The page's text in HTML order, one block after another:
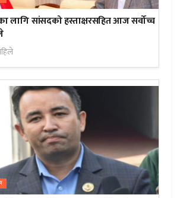
लागि सांसदको हस्ताक्षरसहित आज सर्वोच्च